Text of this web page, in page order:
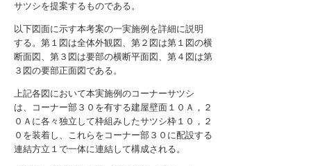
サツシを提案するものである。
以下図面に示す本考案の一実施例を詳細に説明
する。第１図は全体外観図、第２図は第１図の横
断面図、第３図は要部の横断平面図、第４図は第
３図の要部正面図である。
上記各図において本実施例のコーナーサツシ
は、コーナー部３０を有する建屋壁面１０Ａ，２
０Ａに各々独立して枠組みしたサツシ枠１０，２
０を装着し、これらをコーナー部３０に配設する
連結方立１で一体に連結して構成される。